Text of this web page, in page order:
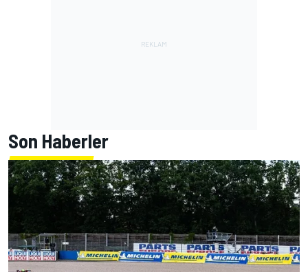
Son Haberler